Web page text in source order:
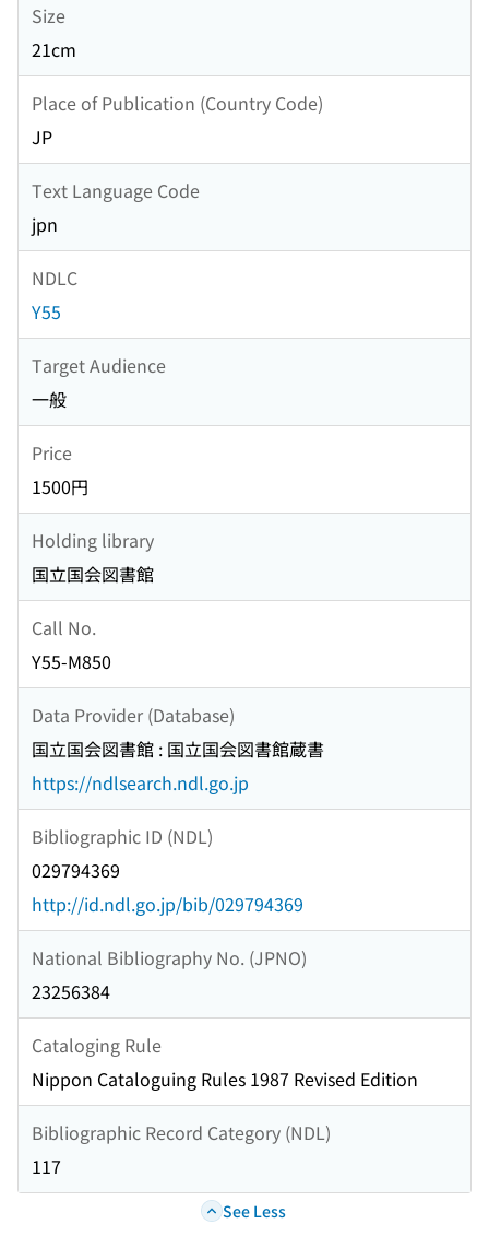
Size
21cm
Place of Publication (Country Code)
JP
Text Language Code
jpn
NDLC
Y55
Target Audience
一般
Price
1500円
Holding library
国立国会図書館
Call No.
Y55-M850
Data Provider (Database)
国立国会図書館 : 国立国会図書館蔵書
https://ndlsearch.ndl.go.jp
Bibliographic ID (NDL)
029794369
http://id.ndl.go.jp/bib/029794369
National Bibliography No. (JPNO)
23256384
Cataloging Rule
Nippon Cataloguing Rules 1987 Revised Edition
Bibliographic Record Category (NDL)
117
See Less